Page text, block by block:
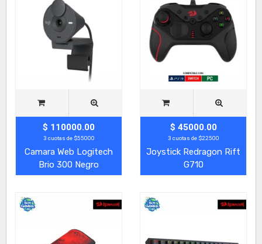
$ 110000.00
3 cuotas de $55000
Camara Web Logitech
Brio 300 Negro
$ 45000.00
3 cuotas de $22500
Joystick Redragon Rift
G710